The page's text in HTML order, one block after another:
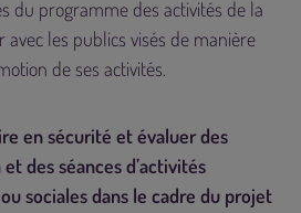
du programme des activités de la
les publics visés de manière
de ses activités.
en sécurité et évaluer des
des séances d’activités
sociales dans le cadre du projet